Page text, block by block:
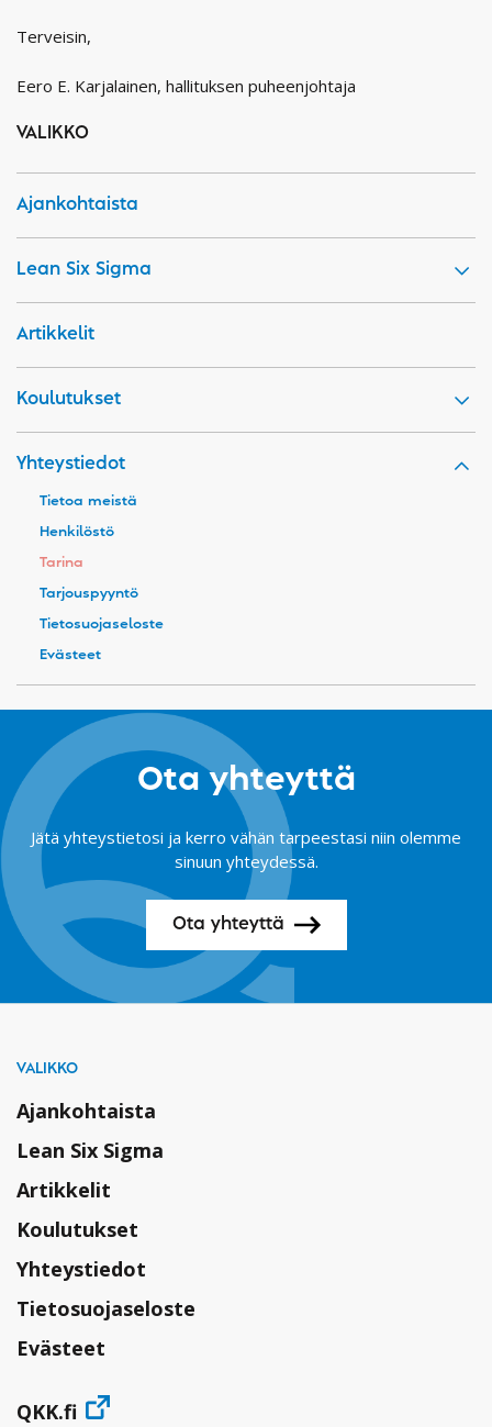
VALIKKO
Ajankohtaista
Lean Six Sigma
Artikkelit
Koulutukset
Yhteystiedot
Tietoa meistä
Henkilöstö
Tarina
Tarjouspyyntö
Tietosuojaseloste
Evästeet
Terveisin,
Eero E. Karjalainen, hallituksen puheenjohtaja
Ota yhteyttä
Jätä yhteystietosi ja kerro vähän tarpeestasi niin olemme
sinuun yhteydessä.
Ota yhteyttä
VALIKKO
Ajankohtaista
Lean Six Sigma
Artikkelit
Koulutukset
Yhteystiedot
Tietosuojaseloste
Evästeet
QKK.fi